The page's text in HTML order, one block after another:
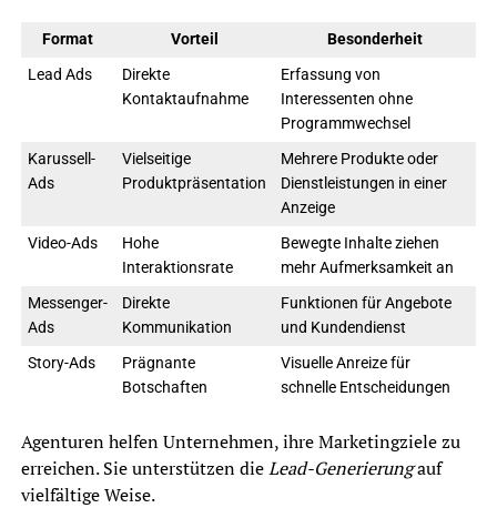
Format Vorteil
Besonderheit
Lead Ads
Direkte
Kontaktaufnahme
Erfassung von
Interessenten ohne
Programmwechsel
Karussell-
Ads
Vielseitige
Produktpräsentation
Mehrere Produkte oder
Dienstleistungen in einer
Anzeige
Video-Ads
Hohe
Interaktionsrate
Bewegte Inhalte ziehen
mehr Aufmerksamkeit an
Messenger-
Ads
Direkte
Kommunikation
Funktionen für Angebote
und Kundendienst
Story-Ads
Prägnante
Botschaften
Visuelle Anreize für
schnelle Entscheidungen
Agenturen helfen Unternehmen, ihre Marketingziele zu
erreichen. Sie unterstützen dieLead-Generierungauf
vielfältige Weise.